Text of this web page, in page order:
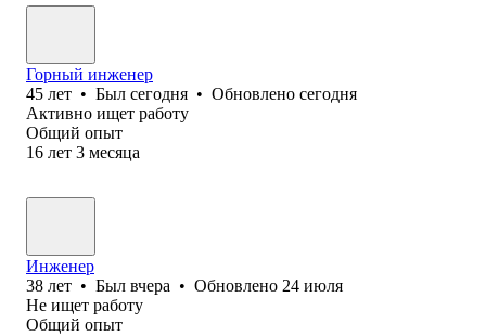
Горный инженер
45 лет • Был сегодня • Обновлено сегодня
Активно ищет работу
Общий опыт
16 лет 3 месяца
Инженер
38 лет • Был вчера • Обновлено 24 июля
Не ищет работу
Общий опыт